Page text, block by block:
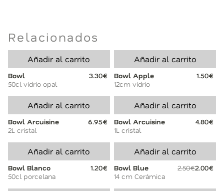
Relacionados
Añadir al carrito
Bowl
3.30€
50cl vidrio opal
Añadir al carrito
Bowl Apple
1.50€
12cm vidrio
Añadir al carrito
Bowl Arcuisine
6.95€
2L cristal
Añadir al carrito
Bowl Arcuisine
4.80€
1L cristal
Añadir al carrito
Bowl Blanco
1.20€
50cl porcelana
Añadir al carrito
Bowl Blue 2.50€2.00€
14 cm Cerámica